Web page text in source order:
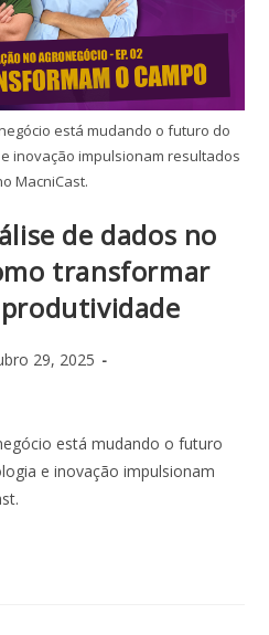
está mudando o futuro do
inovação impulsionam resultados
MacniCast.
de dados no
transformar
29, 2025
está mudando o futuro
e inovação impulsionam